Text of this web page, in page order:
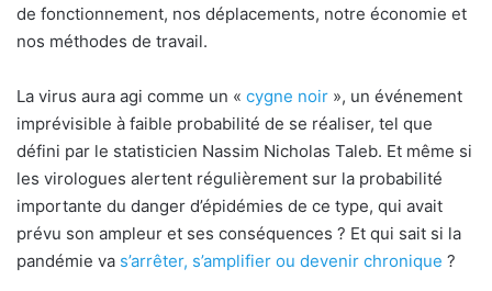
de fonctionnement, nos déplacements, notre économie et
nos méthodes de travail.
La virus aura agi comme un « cygne noir », un événement
imprévisible à faible probabilité de se réaliser, tel que
défini par le statisticien Nassim Nicholas Taleb. Et même si
les virologues alertent régulièrement sur la probabilité
importante du danger d’épidémies de ce type, qui avait
prévu son ampleur et ses conséquences ? Et qui sait si la
pandémie va s’arrêter, s’amplifier ou devenir chronique ?